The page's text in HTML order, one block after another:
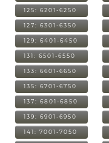
125: 6201-6250
127: 6301-6350
129: 6401-6450
131: 6501-6550
133: 6601-6650
135: 6701-6750
137: 6801-6850
139: 6901-6950
141: 7001-7050